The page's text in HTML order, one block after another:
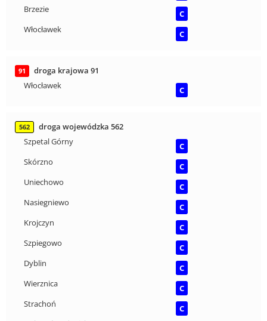
Brzezie
C
Włocławek
C
91
droga krajowa 91
Włocławek
C
562
droga wojewódzka 562
Szpetal Górny
C
Skórzno
C
Uniechowo
C
Nasiegniewo
C
Krojczyn
C
Szpiegowo
C
Dyblin
C
Wierznica
C
Strachoń
C